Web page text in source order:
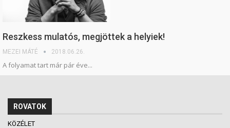
Reszkess mulatós, megjöttek a helyiek!
MEZEI MÁTÉ 2018.06.26.
A folyamat tart már pár éve...
ROVATOK
KÖZÉLET